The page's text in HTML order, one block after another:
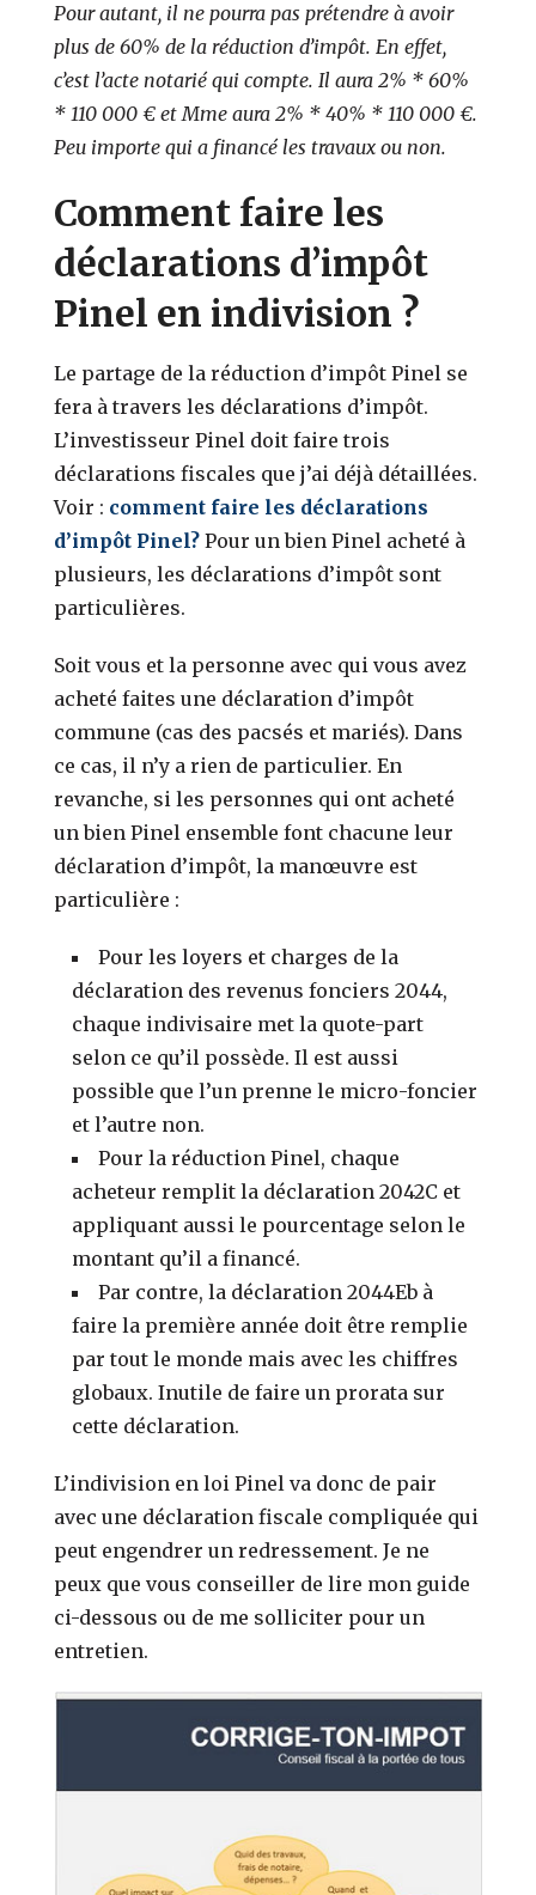
Pour autant, il ne pourra pas prétendre à avoir
plus de 60% de la réduction d’impôt. En effet,
c’est l’acte notarié qui compte. Il aura 2% * 60%
* 110 000 € et Mme aura 2% * 40% * 110 000 €.
Peu importe qui a financé les travaux ou non.
Comment faire les
déclarations d’impôt
Pinel en indivision ?
Le partage de la réduction d’impôt Pinel se
fera à travers les déclarations d’impôt.
L’investisseur Pinel doit faire trois
déclarations fiscales que j’ai déjà détaillées.
Voir : comment faire les déclarations
d’impôt Pinel? Pour un bien Pinel acheté à
plusieurs, les déclarations d’impôt sont
particulières.
Soit vous et la personne avec qui vous avez
acheté faites une déclaration d’impôt
commune (cas des pacsés et mariés). Dans
ce cas, il n’y a rien de particulier. En
revanche, si les personnes qui ont acheté
un bien Pinel ensemble font chacune leur
déclaration d’impôt, la manœuvre est
particulière :
Pour les loyers et charges de la
déclaration des revenus fonciers 2044,
chaque indivisaire met la quote-part
selon ce qu’il possède. Il est aussi
possible que l’un prenne le micro-foncier
et l’autre non.
Pour la réduction Pinel, chaque
acheteur remplit la déclaration 2042C et
appliquant aussi le pourcentage selon le
montant qu’il a financé.
Par contre, la déclaration 2044Eb à
faire la première année doit être remplie
par tout le monde mais avec les chiffres
globaux. Inutile de faire un prorata sur
cette déclaration.
L’indivision en loi Pinel va donc de pair
avec une déclaration fiscale compliquée qui
peut engendrer un redressement. Je ne
peux que vous conseiller de lire mon guide
ci-dessous ou de me solliciter pour un
entretien.